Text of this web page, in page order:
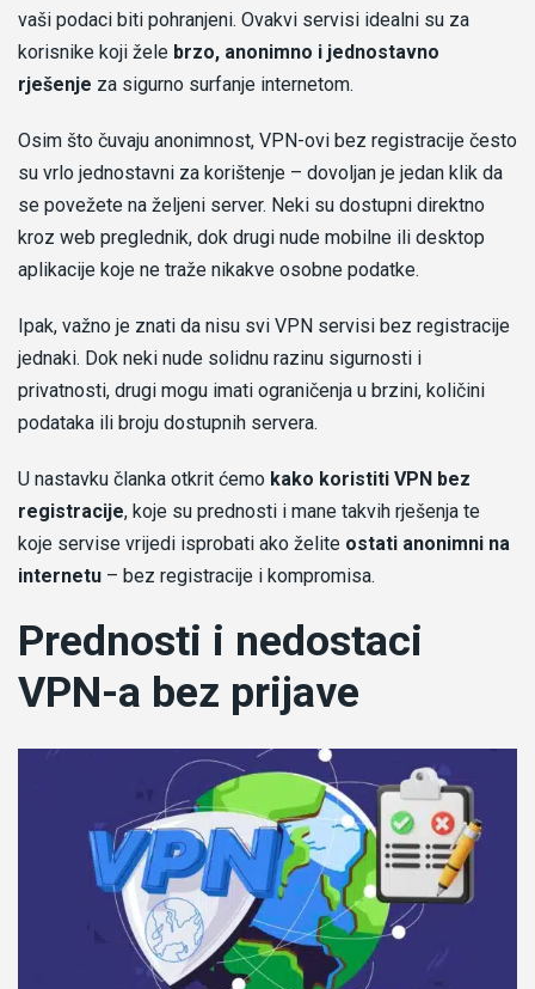
vaši podaci biti pohranjeni. Ovakvi servisi idealni su za
korisnike koji žele brzo, anonimno i jednostavno
rješenje za sigurno surfanje internetom.
Osim što čuvaju anonimnost, VPN-ovi bez registracije često
su vrlo jednostavni za korištenje – dovoljan je jedan klik da
se povežete na željeni server. Neki su dostupni direktno
kroz web preglednik, dok drugi nude mobilne ili desktop
aplikacije koje ne traže nikakve osobne podatke.
Ipak, važno je znati da nisu svi VPN servisi bez registracije
jednaki. Dok neki nude solidnu razinu sigurnosti i
privatnosti, drugi mogu imati ograničenja u brzini, količini
podataka ili broju dostupnih servera.
U nastavku članka otkrit ćemo kako koristiti VPN bez
registracije, koje su prednosti i mane takvih rješenja te
koje servise vrijedi isprobati ako želite ostati anonimni na
internetu – bez registracije i kompromisa.
Prednosti i nedostaci
VPN-a bez prijave